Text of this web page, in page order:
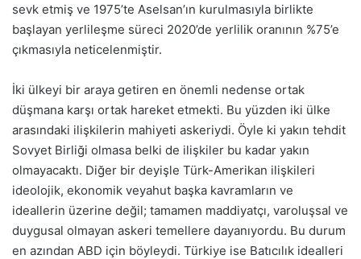
sevk etmiş ve 1975’te Aselsan’ın kurulmasıyla birlikte
başlayan yerlileşme süreci 2020’de yerlilik oranının %75’e
çıkmasıyla neticelenmiştir.
İki ülkeyi bir araya getiren en önemli nedense ortak
düşmana karşı ortak hareket etmekti. Bu yüzden iki ülke
arasındaki ilişkilerin mahiyeti askeriydi. Öyle ki yakın tehdit
Sovyet Birliği olmasa belki de ilişkiler bu kadar yakın
olmayacaktı. Diğer bir deyişle Türk-Amerikan ilişkileri
ideolojik, ekonomik veyahut başka kavramların ve
ideallerin üzerine değil; tamamen maddiyatçı, varoluşsal ve
duygusal olmayan askeri temellere dayanıyordu. Bu durum
en azından ABD için böyleydi. Türkiye ise Batıcılık idealleri